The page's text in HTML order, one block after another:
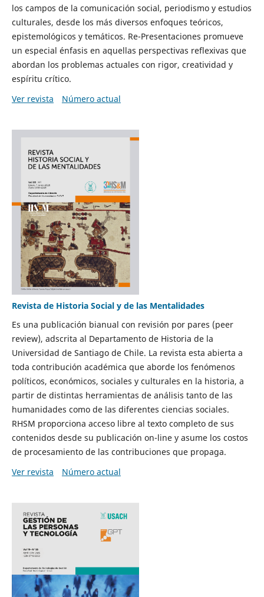
los campos de la comunicación social, periodismo y estudios
culturales, desde los más diversos enfoques teóricos,
epistemológicos y temáticos. Re-Presentaciones promueve
un especial énfasis en aquellas perspectivas reflexivas que
abordan los problemas actuales con rigor, creatividad y
espíritu crítico.
Ver revista
Número actual
Revista de Historia Social y de las Mentalidades
Es una publicación bianual con revisión por pares (peer
review), adscrita al Departamento de Historia de la
Universidad de Santiago de Chile. La revista esta abierta a
toda contribución académica que aborde los fenómenos
políticos, económicos, sociales y culturales en la historia, a
partir de distintas herramientas de análisis tanto de las
humanidades como de las diferentes ciencias sociales.
RHSM proporciona acceso libre al texto completo de sus
contenidos desde su publicación on-line y asume los costos
de procesamiento de las contribuciones que propaga.
Ver revista
Número actual